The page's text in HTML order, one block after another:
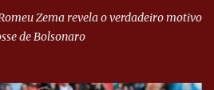
Zema revela o verdadeiro motivo
de Bolsonaro